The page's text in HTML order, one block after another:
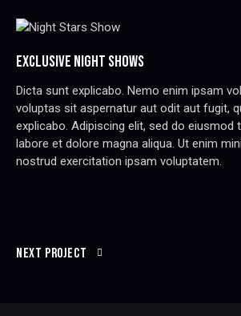
EXCLUSIVE NIGHT SHOWS
Dicta sunt explicabo. Nemo enim ipsam
voluptas sit aspernatur aut odit aut fugit,
explicabo. Adipiscing elit, sed do eiusmod
labore et dolore magna aliqua. Ut enim
nostrud exercitation ipsam voluptatem.
Next Project